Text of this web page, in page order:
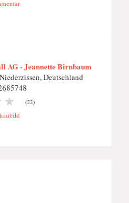
AG - Jeannette Birnbaum
Deutschland
(22)